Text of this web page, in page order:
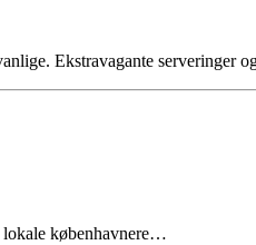
Ekstravagante serveringer
lokale københavnere…